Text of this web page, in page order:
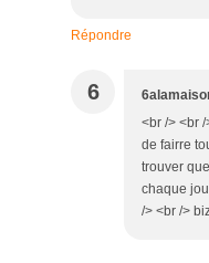
Répondre
6
<br /> <br
de fairre
trouver
chaque
/> <br />